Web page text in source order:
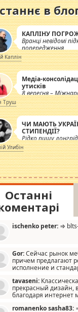
в
КАПЛІНУ
Вранці невідомі
попередження
Каплін
Медіа-
утисків
8 вересня –
журналістів.
Труш
ЧИ МАЮТЬ
СТИПЕНДІЇ?
Рідко пишу
але вже просто
інсенуації
Штучно
катастрофа.
Улибін
Останні
ischenko peter: ⇒
Gor:Сейчас рынок
причем предлагают
исполнение и
мало походит на
и что
ненужных наворотов
tavaseni:
прекрасный дизайн,
благодаря интернет
romanenko sasha83: